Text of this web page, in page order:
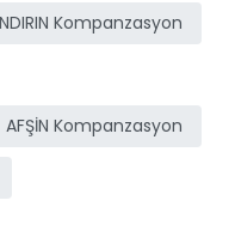
Kompanzasyon
AFŞİN Kompanzasyon